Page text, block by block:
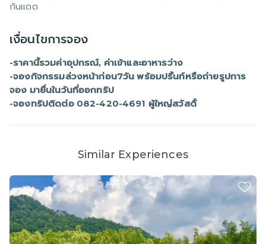
กันแดด
เงื่อนไขการจอง
-ราคานี้รวมค่าอุปกรณ์, ค่าเข้าและอาหารว่าง
-จองกิจกรรมล่วงหน้าก่อน7วัน พร้อมปริ้นท์หรือถ่ายรูปการ
จอง มายื่นในวันที่ออกทริป
-จองทริปติดต่อ 082-420-4691 ผู้ใหญ่สวัสดิ์
Similar Experiences